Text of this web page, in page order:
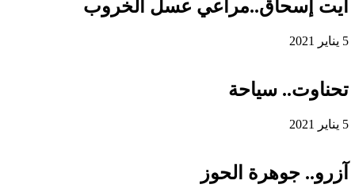
آيت إسحاق..مراعي عسل الخروب
5 يناير 2021
تحناوت.. سياحة
5 يناير 2021
آزرو.. جوهرة الحوز